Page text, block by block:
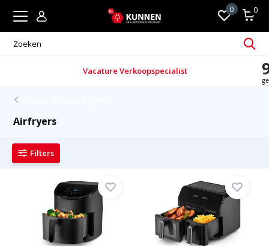
0 0
Vacature Verkoopspecialist
Airfryers
Filters